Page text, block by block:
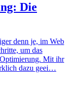
Die
denn je, im Web
um das
Mit ihr
dazu geei…